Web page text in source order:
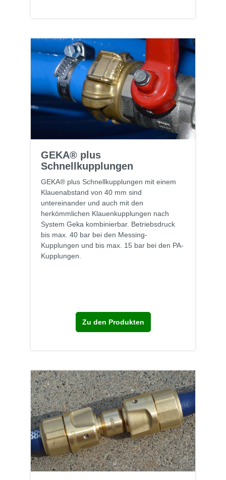
GEKA® plus
Schnellkupplungen
GEKA® plus Schnellkupplungen mit einem
Klauenabstand von 40 mm sind
untereinander und auch mit den
herkömmlichen Klauenkupplungen nach
System Geka kombinierbar. Betriebsdruck
bis max. 40 bar bei den Messing-
Kupplungen und bis max. 15 bar bei den PA-
Kupplungen.
Zu den Produkten